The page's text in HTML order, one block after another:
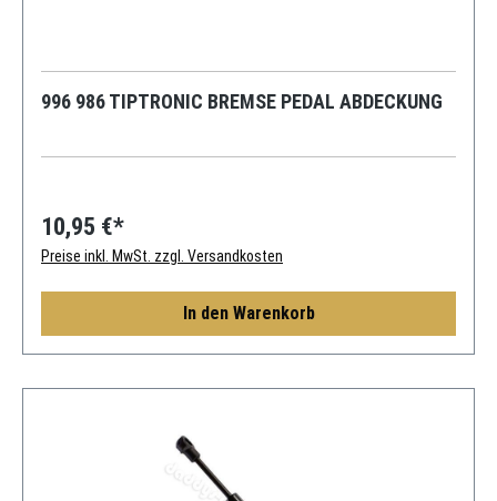
996 986 TIPTRONIC BREMSE PEDAL ABDECKUNG
10,95 €*
Preise inkl. MwSt. zzgl. Versandkosten
In den Warenkorb